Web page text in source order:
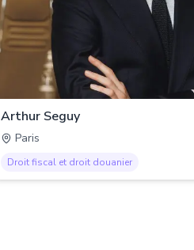
Arthur Seguy
Paris
Droit fiscal et droit douanier